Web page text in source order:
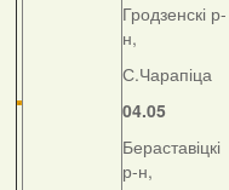
Гродзенскі р-
н,
С.Чарапіца
04.05
Бераставіцкі
р-н,